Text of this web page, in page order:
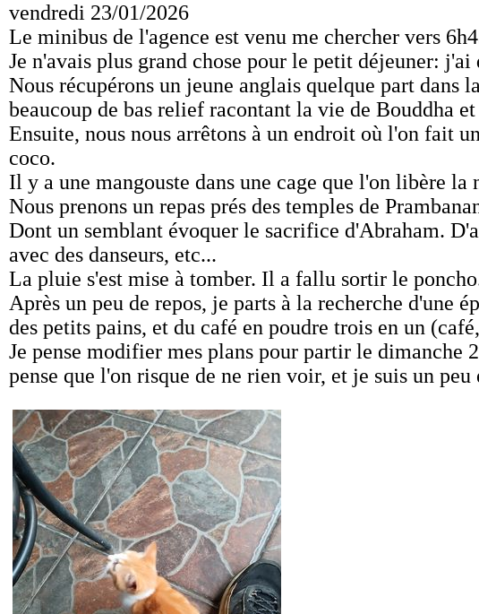
vendredi 23/01/2026
Le minibus de l'agence est venu me chercher vers
Je n'avais plus grand chose pour le petit déjeuner:
Nous récupérons un jeune anglais quelque part
beaucoup de bas relief racontant la vie de Bouddha
Ensuite, nous nous arrêtons à un endroit où l'on fait
coco.
Il y a une mangouste dans une cage que l'on libère
Nous prenons un repas prés des temples de
Dont un semblant évoquer le sacrifice d'Abraham.
avec des danseurs, etc...
La pluie s'est mise à tomber. Il a fallu sortir le
Après un peu de repos, je parts à la recherche d'une
des petits pains, et du café en poudre trois en un
Je pense modifier mes plans pour partir le dimanche
pense que l'on risque de ne rien voir, et je suis un